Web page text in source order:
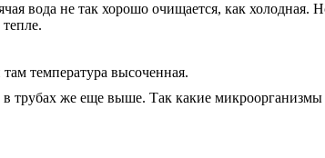
вода не так хорошо очищается, как
температура высоченная.
трубах же еще выше. Так какие